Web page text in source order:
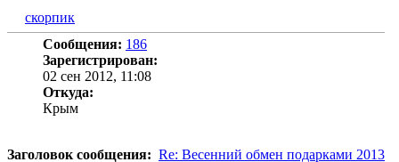
скорпик
Сообщения: 186
Зарегистрирован:
02 сен 2012, 11:08
Откуда:
Крым
Заголовок сообщения: Re: Весенний обмен подарками 2013